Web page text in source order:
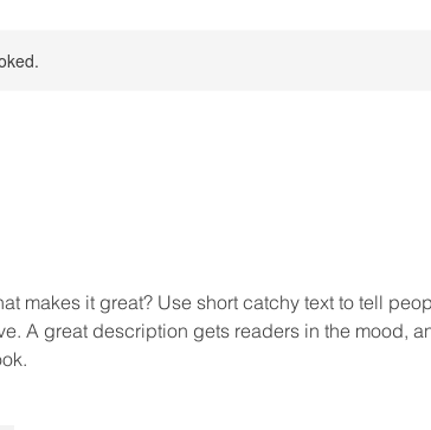
makes it great? Use short catchy text to tell
A great description gets readers in the mood,